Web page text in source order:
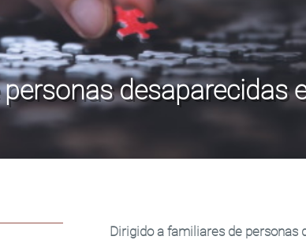
desaparecidas
Dirigido a familiares de personas